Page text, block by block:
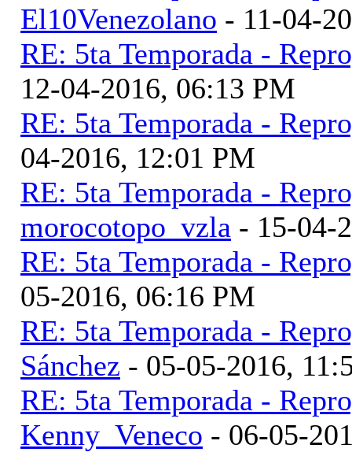
El10Venezolano - 11-04-
RE: 5ta Temporada -
12-04-2016, 06:13 PM
RE: 5ta Temporada -
04-2016, 12:01 PM
RE: 5ta Temporada -
morocotopo_vzla - 15-04-
RE: 5ta Temporada -
05-2016, 06:16 PM
RE: 5ta Temporada -
Sánchez - 05-05-2016,
RE: 5ta Temporada -
Kenny_Veneco - 06-05-